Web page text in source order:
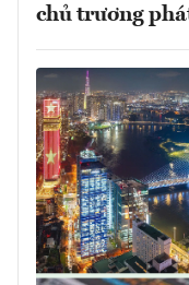
chủ trương